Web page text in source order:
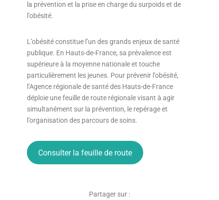
la prévention et la prise en charge du surpoids et de
l’obésité.
L’obésité constitue l’un des grands enjeux de santé
publique. En Hauts-de-France, sa prévalence est
supérieure à la moyenne nationale et touche
particulièrement les jeunes. Pour prévenir l’obésité,
l’Agence régionale de santé des Hauts-de-France
déploie une feuille de route régionale visant à agir
simultanément sur la prévention, le repérage et
l’organisation des parcours de soins.
Consulter la feuille de route
Partager sur :